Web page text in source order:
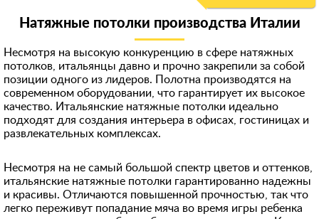
899984***13
+791754***74
+791628***10
896851***98
98531***92
8 (964) 290-**-*3
Натяжные потолки производства Италии
Несмотря на высокую конкуренцию в сфере натяжных
потолков, итальянцы давно и прочно закрепили за собой
позиции одного из лидеров. Полотна производятся на
современном оборудовании, что гарантирует их высокое
качество. Итальянские натяжные потолки идеально
подходят для создания интерьера в офисах, гостиницах и
развлекательных комплексах.
Несмотря на не самый большой спектр цветов и оттенков,
итальянские натяжные потолки гарантированно надежны
и красивы. Отличаются повышенной прочностью, так что
легко переживут попадание мяча во время игры ребенка